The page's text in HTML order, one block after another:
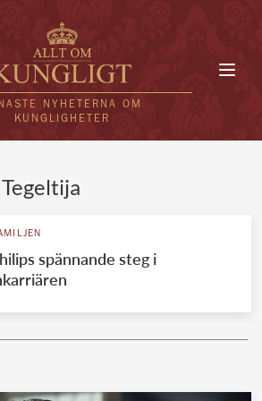
NYHETERNA OM
KUNGLIGHETER
UTLÄNDSKT
KUNGAHUS
Brittiska kungahuset
spännande steg i